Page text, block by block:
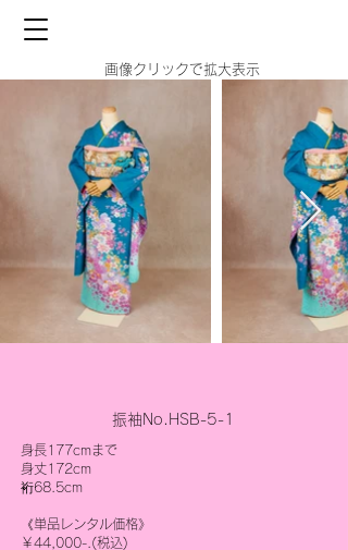
画像クリックで拡大表示
振袖No.HSB-5-1
身長177cmまで
身丈172cm
裄68.5cm
《単品レンタル価格》
￥44,000-.(税込)